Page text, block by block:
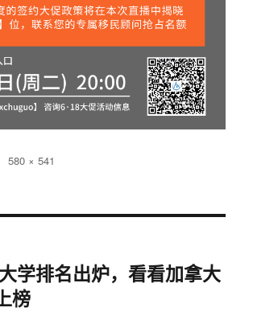
原
寸
580 × 541
学排名出炉，看看加拿大
榜